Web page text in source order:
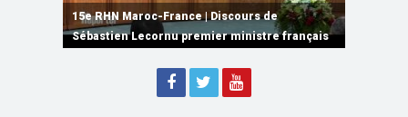
plusieurs accords de coopération et de
partenariat
15e RHN Maroc-France | Discours de
Sébastien Lecornu premier ministre français
15e Réunion de Haut Niveau Maroc-France |
Discours de M. Aziz Akhannouch